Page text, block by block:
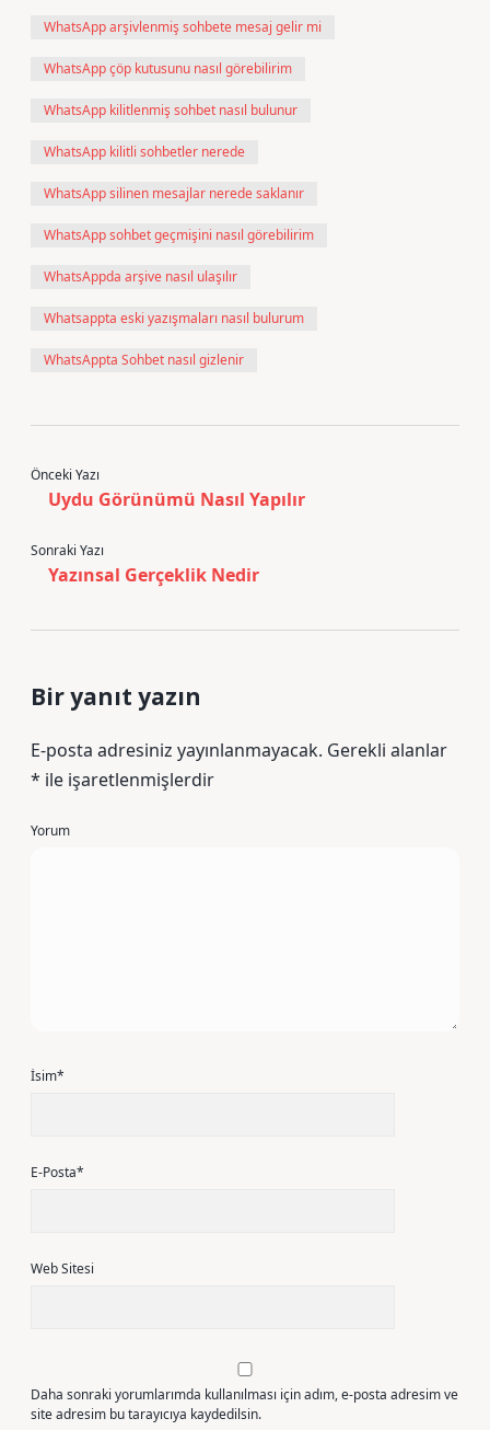
WhatsApp arşivlenmiş sohbete mesaj gelir mi
WhatsApp çöp kutusunu nasıl görebilirim
WhatsApp kilitlenmiş sohbet nasıl bulunur
WhatsApp kilitli sohbetler nerede
WhatsApp silinen mesajlar nerede saklanır
WhatsApp sohbet geçmişini nasıl görebilirim
WhatsAppda arşive nasıl ulaşılır
Whatsappta eski yazışmaları nasıl bulurum
WhatsAppta Sohbet nasıl gizlenir
Önceki Yazı
Uydu Görünümü Nasıl Yapılır
Sonraki Yazı
Yazınsal Gerçeklik Nedir
Bir yanıt yazın
E-posta adresiniz yayınlanmayacak. Gerekli alanlar
* ile işaretlenmişlerdir
Yorum
İsim*
E-Posta*
Web Sitesi
Daha sonraki yorumlarımda kullanılması için adım, e-posta adresim ve
site adresim bu tarayıcıya kaydedilsin.